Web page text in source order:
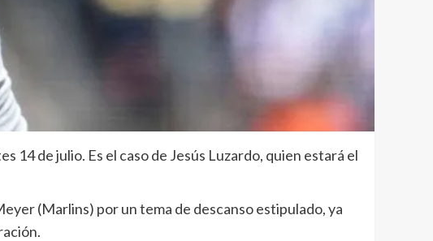
14 de julio. Es el caso de Jesús Luzardo, quien estará el
(Marlins) por un tema de descanso estipulado, ya